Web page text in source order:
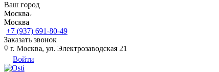
Ваш город
Москва
Москва
+7 (937) 691-80-49
Заказать звонок
г. Москва, ул. Электрозаводская 21
Войти